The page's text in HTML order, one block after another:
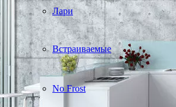
Лари
Встраиваемые
No Frost